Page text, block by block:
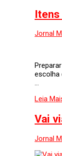
Itens
Jornal
escolha
…
Leia
Vai
Jornal